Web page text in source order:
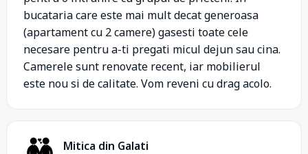
bucataria care este mai mult decat generoasa
(apartament cu 2 camere) gasesti toate cele
necesare pentru a-ti pregati micul dejun sau cina.
Camerele sunt renovate recent, iar mobilierul
este nou si de calitate. Vom reveni cu drag acolo.
Mitica din Galati